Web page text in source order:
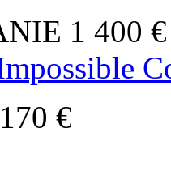
1 400 €
170 €